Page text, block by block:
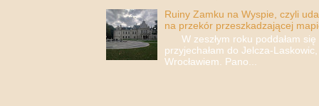
Ruiny Zamku na Wyspie, czyli
na przekór przeszkadzającej
W zeszłym roku poddałam się
przyjechałam do Jelcza-
Wrocławiem. Pano...